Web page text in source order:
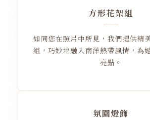
方形花架組
如同您在照片中所見，我們提供精
組，巧妙地融入南洋熱帶風情，為
亮點。
氛圍燈飾